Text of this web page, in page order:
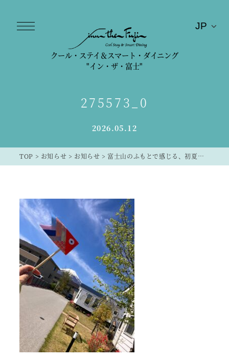
クール・ステイ＆スマート・ダイニング
"イン・ザ・富士"
275573_0
2026.05.12
TOP > お知らせ > お知らせ > 富士山のふもとで感じる、初夏の富士吉田